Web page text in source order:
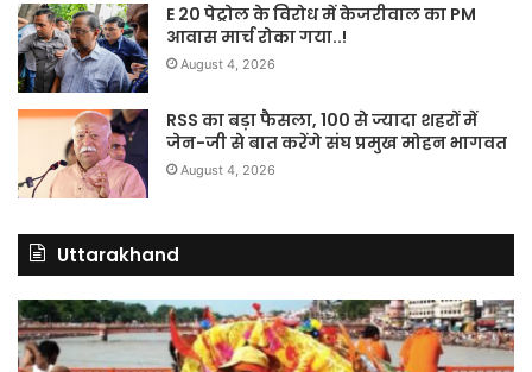
E 20 पेट्रोल के विरोध में केजरीवाल का PM
आवास मार्च रोका गया..!
August 4, 2026
RSS का बड़ा फैसला, 100 से ज्यादा शहरों में
जेन-जी से बात करेंगे संघ प्रमुख मोहन भागवत
August 4, 2026
Uttarakhand